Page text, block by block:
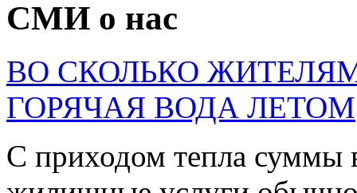
СМИ о нас
ВО СКОЛЬКО
ГОРЯЧАЯ ВОДА ЛЕТОМ
С приходом тепла суммы